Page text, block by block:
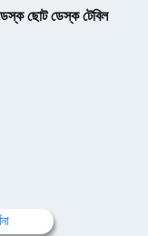
ছোট ডেস্ক টেবিল